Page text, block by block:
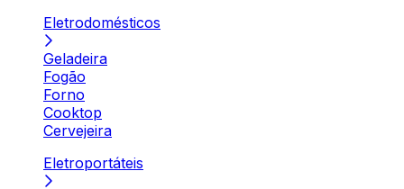
Eletrodomésticos
Geladeira
Fogão
Forno
Cooktop
Cervejeira
Eletroportáteis